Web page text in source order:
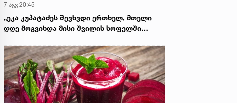
7 აგვ 20:45
„ეკა კუპატაძეს შევხვდი ერთხელ, მთელი
დღე მოგვიხდა მისი შვილის სოფელში
გიორგი კეკელიძე გიგა ავალიანის დედაზე
წერს